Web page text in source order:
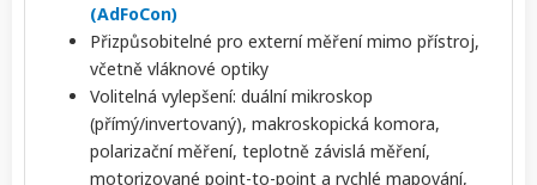
(AdFoCon)
Přizpůsobitelné pro externí měření mimo přístroj,
včetně vláknové optiky
Volitelná vylepšení: duální mikroskop
(přímý/invertovaný), makroskopická komora,
polarizační měření, teplotně závislá měření,
motorizované point-to-point a rychlé mapování,